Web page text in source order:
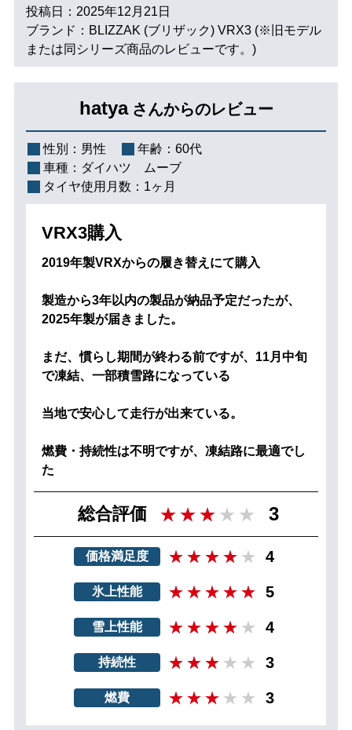
投稿日：2025年12月21日
ブランド：BLIZZAK (ブリザック) VRX3 (※旧モデル
または同シリーズ商品のレビューです。)
hatya さんからのレビュー
性別： 男性 年齢： 60代
車種： ダイハツ ムーブ
タイヤ使用月数： 1ヶ月
VRX3購入
2019年製VRXからの履き替えにて購入
製造から3年以内の製品が納品予定だったが、
2025年製が届きました。
まだ、慣らし期間が終わる前ですが、11月中旬
で凍結、一部積雪路になっている
当地で安心して走行が出来ている。
燃費・持続性は不明ですが、凍結路に最適でし
た
総合評価 3
価格満足度 4
氷上性能 5
雪上性能 4
持続性 3
燃費 3